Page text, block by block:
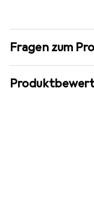
Fragen zum